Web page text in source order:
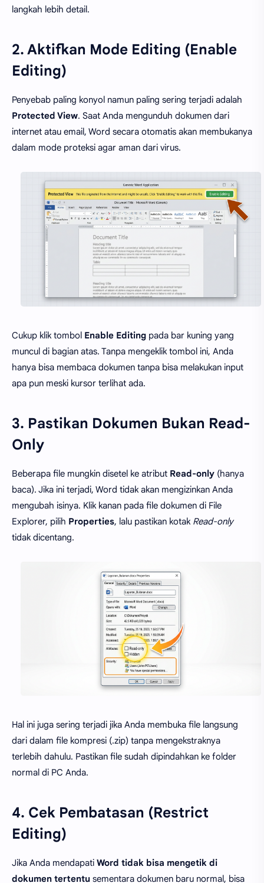
langkah lebih detail.
2. Aktifkan Mode Editing (Enable
Editing)
Penyebab paling konyol namun paling sering terjadi adalah
Protected View. Saat Anda mengunduh dokumen dari
internet atau email, Word secara otomatis akan membukanya
dalam mode proteksi agar aman dari virus.
Cukup klik tombol Enable Editing pada bar kuning yang
muncul di bagian atas. Tanpa mengeklik tombol ini, Anda
hanya bisa membaca dokumen tanpa bisa melakukan input
apa pun meski kursor terlihat ada.
3. Pastikan Dokumen Bukan Read-
Only
Beberapa file mungkin disetel ke atribut Read-only (hanya
baca). Jika ini terjadi, Word tidak akan mengizinkan Anda
mengubah isinya. Klik kanan pada file dokumen di File
Explorer, pilih Properties, lalu pastikan kotak Read-only
tidak dicentang.
Hal ini juga sering terjadi jika Anda membuka file langsung
dari dalam file kompresi (.zip) tanpa mengekstraknya
terlebih dahulu. Pastikan file sudah dipindahkan ke folder
normal di PC Anda.
4. Cek Pembatasan (Restrict
Editing)
Jika Anda mendapati Word tidak bisa mengetik di
dokumen tertentu sementara dokumen baru normal, bisa